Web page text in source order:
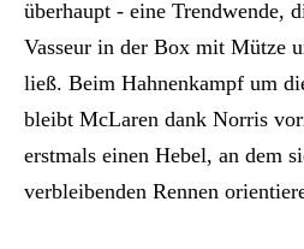
überhaupt - eine Trendwende,
Vasseur in der Box mit Mütze
ließ. Beim Hahnenkampf um
bleibt McLaren dank Norris
erstmals einen Hebel, an dem
verbleibenden Rennen